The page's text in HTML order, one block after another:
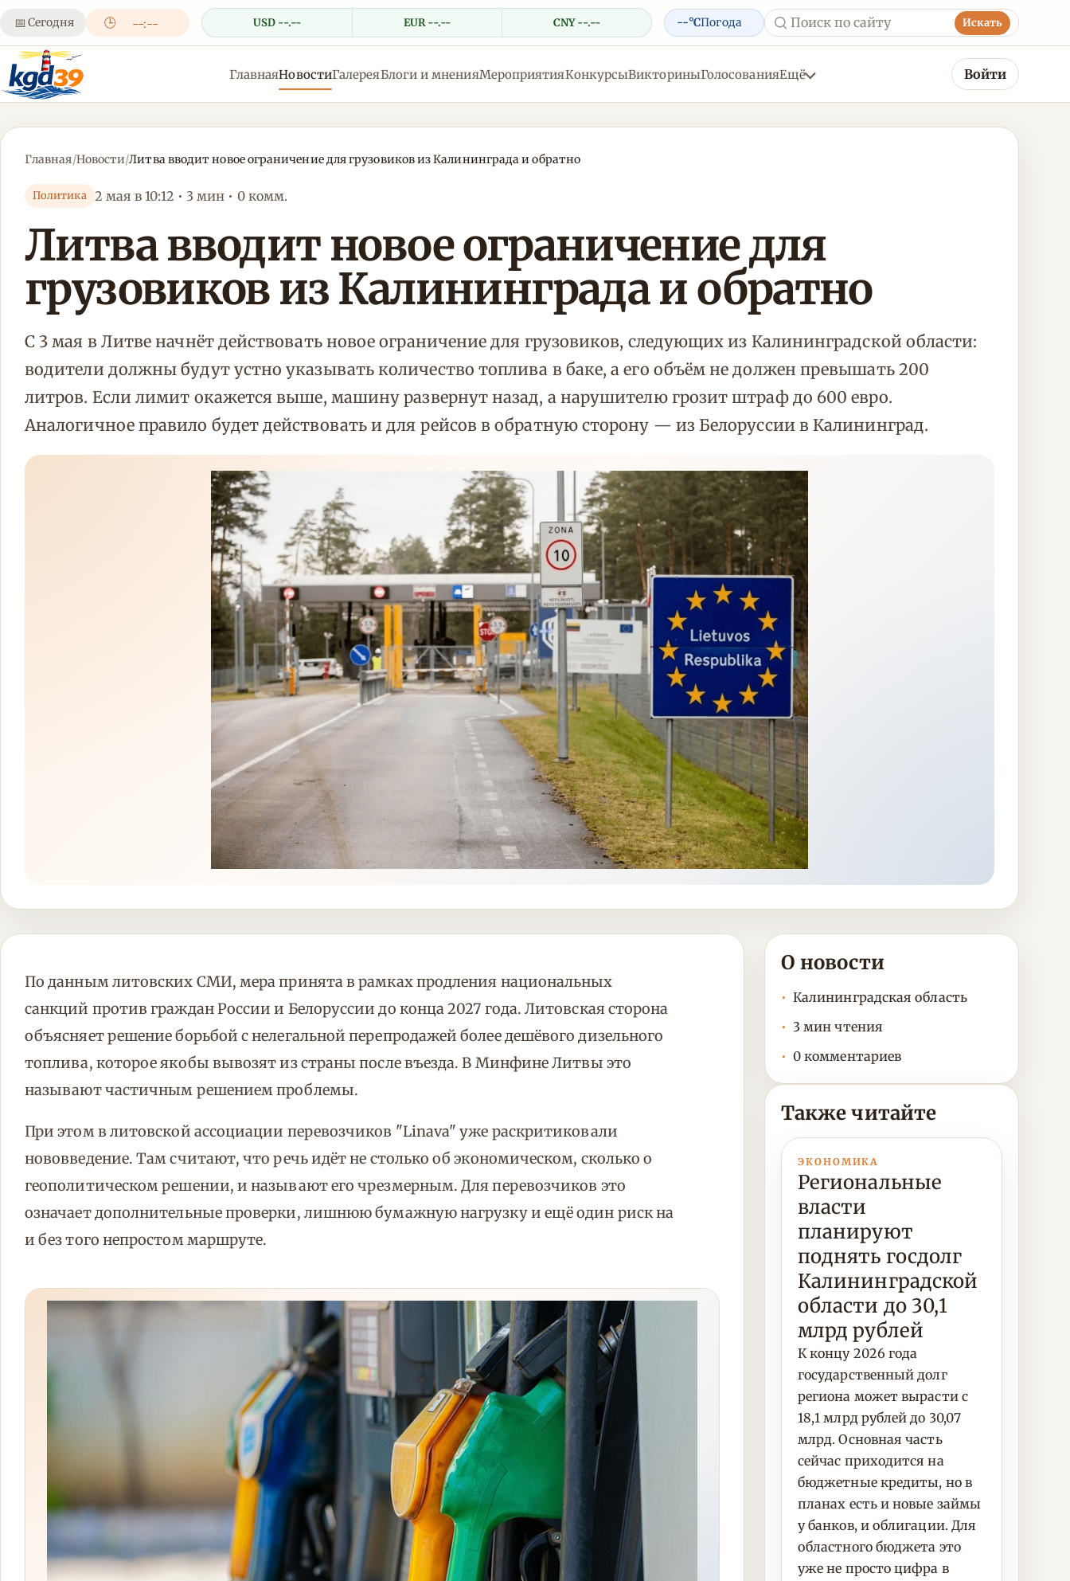
📅 Сегодня 🕒 --:-- USD --.-- EUR --.-- CNY --.-- --°CПогода Искать
ГлавнаяНовостиГалереяБлоги и мненияМероприятияКонкурсыВикториныГолосованияЕщё Войти
Главная/Новости/Литва вводит новое ограничение для грузовиков из Калининграда и обратно
Политика 2 мая в 10:12 • 3 мин • 0 комм.
Литва вводит новое ограничение для
грузовиков из Калининграда и обратно
С 3 мая в Литве начнёт действовать новое ограничение для грузовиков, следующих из Калининградской области:
водители должны будут устно указывать количество топлива в баке, а его объём не должен превышать 200
литров. Если лимит окажется выше, машину развернут назад, а нарушителю грозит штраф до 600 евро.
Аналогичное правило будет действовать и для рейсов в обратную сторону — из Белоруссии в Калининград.
По данным литовских СМИ, мера принята в рамках продления национальных
санкций против граждан России и Белоруссии до конца 2027 года. Литовская сторона
объясняет решение борьбой с нелегальной перепродажей более дешёвого дизельного
топлива, которое якобы вывозят из страны после въезда. В Минфине Литвы это
называют частичным решением проблемы.
При этом в литовской ассоциации перевозчиков "Linava" уже раскритиковали
нововведение. Там считают, что речь идёт не столько об экономическом, сколько о
геополитическом решении, и называют его чрезмерным. Для перевозчиков это
означает дополнительные проверки, лишнюю бумажную нагрузку и ещё один риск на
и без того непростом маршруте.
О новости
Калининградская область
3 мин чтения
0 комментариев
Также читайте
ЭКОНОМИКА
Региональные
власти
планируют
поднять госдолг
Калининградской
области до 30,1
млрд рублей
К концу 2026 года
государственный долг
региона может вырасти с
18,1 млрд рублей до 30,07
млрд. Основная часть
сейчас приходится на
бюджетные кредиты, но в
планах есть и новые займы
у банков, и облигации. Для
областного бюджета это
уже не просто цифра в